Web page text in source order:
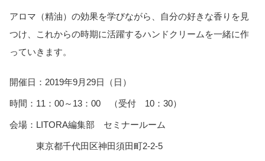
アロマ（精油）の効果を学びながら、自分の好きな香りを見
つけ、これからの時期に活躍するハンドクリームを一緒に作
っていきます。
開催日：2019年9月29日（日）
時間：11：00～13：00 （受付 10：30）
会場：LITORA編集部 セミナールーム
東京都千代田区神田須田町2-2-5